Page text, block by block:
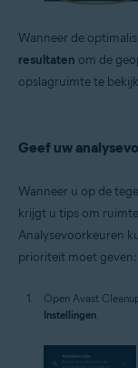
Wanneer de
resultaten om de
opslagruimte te
Geef uw
Wanneer u op de
krijgt u tips om
Analysevoorkeuren
prioriteit moet geven:
Open Avast
Instellingen.